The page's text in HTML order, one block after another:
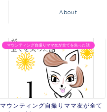
About
マウンティング自撮りママ友が全てを失った話
マウンティング自撮りママ友が全て